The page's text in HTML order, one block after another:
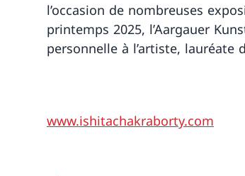
l’occasion de nombreuses
printemps 2025, l’Aargauer
personnelle à l’artiste, lauréate
www.ishitachakraborty.com